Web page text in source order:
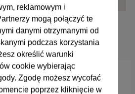
reklamowym i
mogą połączyć te
danymi otrzymanymi od
podczas korzystania
określić warunki
cookie wybierając
Zgodę możesz wycofać
poprzez kliknięcie w